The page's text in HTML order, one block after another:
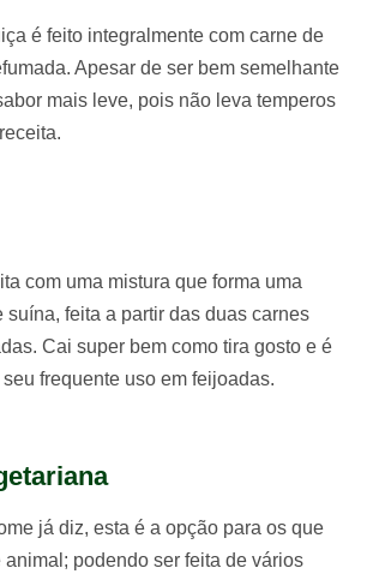
é feito integralmente com carne de
Apesar de ser bem semelhante
mais leve, pois não leva temperos
com uma mistura que forma uma
suína, feita a partir das duas carnes
Cai super bem como tira gosto e é
frequente uso em feijoadas.
já diz, esta é a opção para os que
animal; podendo ser feita de vários